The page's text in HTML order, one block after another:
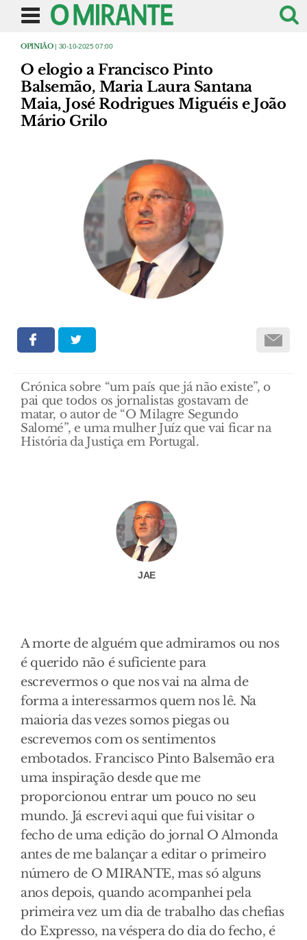
OPINIÃO| 30-10-2025 07:00
O elogio a Francisco Pinto
Balsemão, Maria Laura Santana
Maia, José Rodrigues Miguéis e João
Mário Grilo
Crónica sobre “um país que já não existe”, o
pai que todos os jornalistas gostavam de
matar, o autor de “O Milagre Segundo
Salomé”, e uma mulher Juíz que vai ficar na
História da Justiça em Portugal.
JAE
A morte de alguém que admiramos ou nos
é querido não é suficiente para
escrevermos o que nos vai na alma de
forma a interessarmos quem nos lê. Na
maioria das vezes somos piegas ou
escrevemos com os sentimentos
embotados. Francisco Pinto Balsemão era
uma inspiração desde que me
proporcionou entrar um pouco no seu
mundo. Já escrevi aqui que fui visitar o
fecho de uma edição do jornal O Almonda
antes de me balançar a editar o primeiro
número de O MIRANTE, mas só alguns
anos depois, quando acompanhei pela
primeira vez um dia de trabalho das chefias
do Expresso, na véspera do dia do fecho, é